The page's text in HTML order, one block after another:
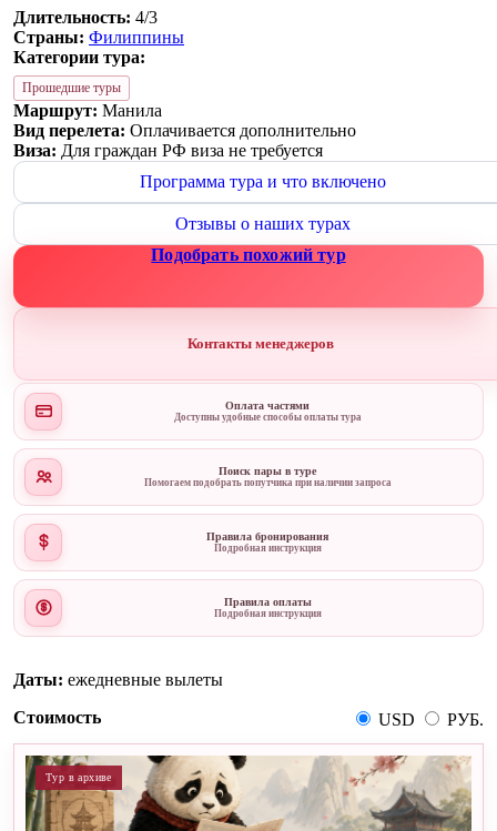
Длительность: 4/3
Страны: Филиппины
Категории тура:
Прошедшие туры
Маршрут: Манила
Вид перелета: Оплачивается дополнительно
Виза: Для граждан РФ виза не требуется
Программа тура и что включено
Отзывы о наших турах
Подобрать похожий тур
Контакты менеджеров
Оплата частями
Доступны удобные способы оплаты тура
Поиск пары в туре
Помогаем подобрать попутчика при наличии запроса
Правила бронирования
Подробная инструкция
Правила оплаты
Подробная инструкция
Даты: ежедневные вылеты
Стоимость
USD РУБ.
Тур в архиве